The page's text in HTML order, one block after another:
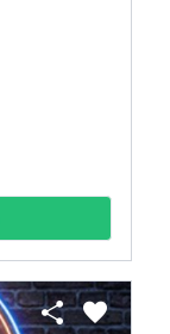
share favorite